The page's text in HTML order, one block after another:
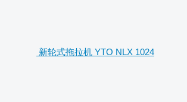
新轮式拖拉机 YTO NLX 1024